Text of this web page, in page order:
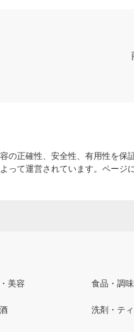
正確性、安全性、有用性を保
て運営されています。ペー
美容 食品・調
洗剤・テ